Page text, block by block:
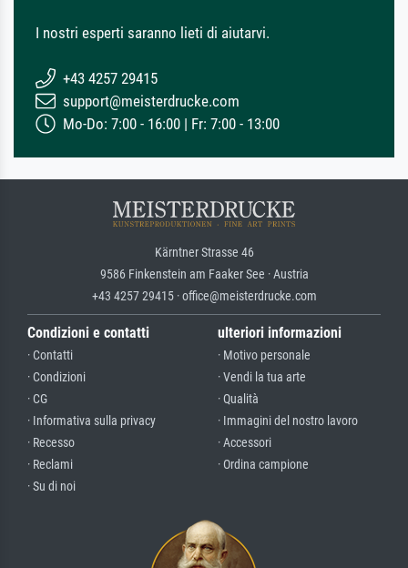
I nostri esperti saranno lieti di aiutarvi.
+43 4257 29415
support@meisterdrucke.com
Mo-Do: 7:00 - 16:00 | Fr: 7:00 - 13:00
Kärntner Strasse 46
9586 Finkenstein am Faaker See · Austria
+43 4257 29415 · office@meisterdrucke.com
Condizioni e contatti
· Contatti
· Condizioni
· CG
· Informativa sulla privacy
· Recesso
· Reclami
· Su di noi
ulteriori informazioni
· Motivo personale
· Vendi la tua arte
· Qualità
· Immagini del nostro lavoro
· Accessori
· Ordina campione